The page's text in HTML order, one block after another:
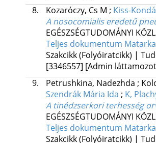
8.
Kozaróczy, Cs M ; Kiss-
A nosocomialis eredetű
EGÉSZSÉGTUDOMÁNYI
Teljes dokumentum Matarka
Szakcikk (Folyóiratcikk) |
[3346557] [Admin
9.
Petrushkina, Nadezhda ;
Szendrák Mária Ida ; K,
A tinédzserkori terhesség
EGÉSZSÉGTUDOMÁNYI
Teljes dokumentum Matarka
Szakcikk (Folyóiratcikk) |